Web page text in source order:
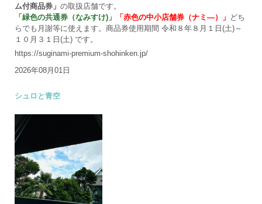
ム付商品券」 の取扱店舗です。
「緑色の共通券（なみすけ)」
「赤色の中小店舗券（ナミ―）」 どち
らでも月謝等に使えます。商品券使用期間 令和８年８月１日(土)～
１０月３１日(土) です。
https://suginami-premium-shohinken.jp/
2026年08月01日
シュロと青空